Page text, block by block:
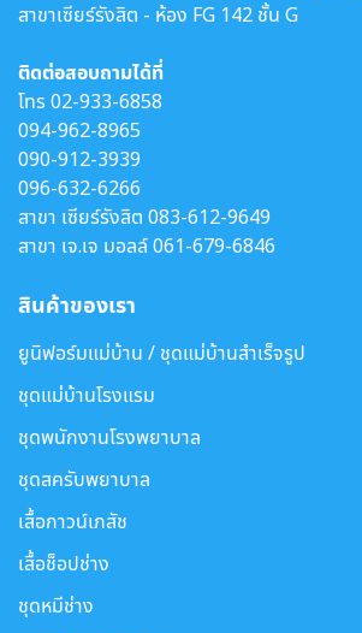
สาขาเซียร์รังสิต - ห้อง FG 142 ชั้น G
ติดต่อสอบถามได้ที่
โทร02-933-6858
094-962-8965
090-912-3939
096-632-6266
สาขา เซียร์รังสิต 083-612-9649
สาขา เจ.เจ มอลล์061-679-6846
สินค้าของเรา
ยูนิฟอร์มแม่บ้าน / ชุดแม่บ้านสำเร็จรูป
ชุดแม่บ้านโรงแรม
ชุดพนักงานโรงพยาบาล
ชุดสครับพยาบาล
เสื้อกาวน์เภสัช
เสื้อช็อปช่าง
ชุดหมีช่าง